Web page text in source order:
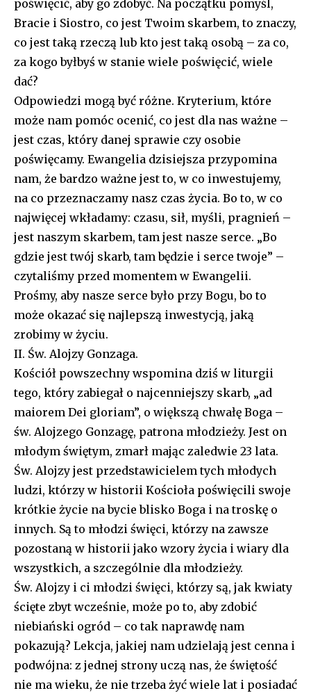
poświęcić, aby go zdobyć. Na początku pomyśl,
Bracie i Siostro, co jest Twoim skarbem, to znaczy,
co jest taką rzeczą lub kto jest taką osobą – za co,
za kogo byłbyś w stanie wiele poświęcić, wiele
dać?
Odpowiedzi mogą być różne. Kryterium, które
może nam pomóc ocenić, co jest dla nas ważne –
jest czas, który danej sprawie czy osobie
poświęcamy. Ewangelia dzisiejsza przypomina
nam, że bardzo ważne jest to, w co inwestujemy,
na co przeznaczamy nasz czas życia. Bo to, w co
najwięcej wkładamy: czasu, sił, myśli, pragnień –
jest naszym skarbem, tam jest nasze serce. „Bo
gdzie jest twój skarb, tam będzie i serce twoje” –
czytaliśmy przed momentem w Ewangelii.
Prośmy, aby nasze serce było przy Bogu, bo to
może okazać się najlepszą inwestycją, jaką
zrobimy w życiu.
II. Św. Alojzy Gonzaga.
Kościół powszechny wspomina dziś w liturgii
tego, który zabiegał o najcenniejszy skarb, „ad
maiorem Dei gloriam”, o większą chwałę Boga –
św. Alojzego Gonzagę, patrona młodzieży. Jest on
młodym świętym, zmarł mając zaledwie 23 lata.
Św. Alojzy jest przedstawicielem tych młodych
ludzi, którzy w historii Kościoła poświęcili swoje
krótkie życie na bycie blisko Boga i na troskę o
innych. Są to młodzi święci, którzy na zawsze
pozostaną w historii jako wzory życia i wiary dla
wszystkich, a szczególnie dla młodzieży.
Św. Alojzy i ci młodzi święci, którzy są, jak kwiaty
ścięte zbyt wcześnie, może po to, aby zdobić
niebiański ogród – co tak naprawdę nam
pokazują? Lekcja, jakiej nam udzielają jest cenna i
podwójna: z jednej strony uczą nas, że świętość
nie ma wieku, że nie trzeba żyć wiele lat i posiadać